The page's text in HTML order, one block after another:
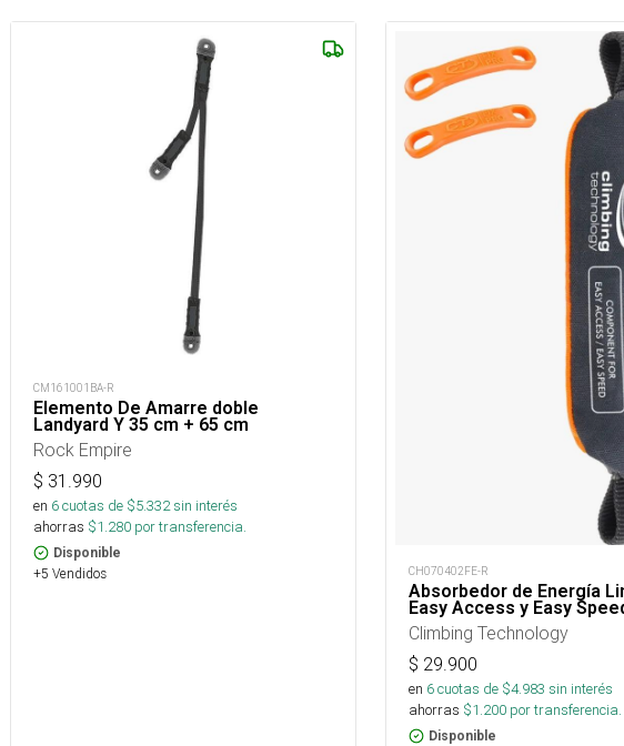
CM161001BA-R
Elemento De Amarre doble
Landyard Y 35 cm + 65 cm
Rock Empire
$ 31.990
en 6cuotas de $5.332sin interés
ahorras $1.280 por transferencia.
Disponible
+5 Vendidos CH070402FE-R
Absorbedor de Energía
Easy Access y Easy
Climbing Technology
$ 29.900
en 6cuotas de $4.983 sin interés
ahorras $1.200 por transferencia.
Disponible